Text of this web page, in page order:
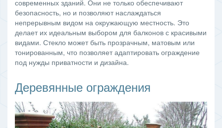
современных зданий. Они не только обеспечивают
безопасность, но и позволяют наслаждаться
непрерывным видом на окружающую местность. Это
делает их идеальным выбором для балконов с красивыми
видами. Стекло может быть прозрачным, матовым или
тонированным, что позволяет адаптировать ограждение
под нужды приватности и дизайна.
Деревянные ограждения